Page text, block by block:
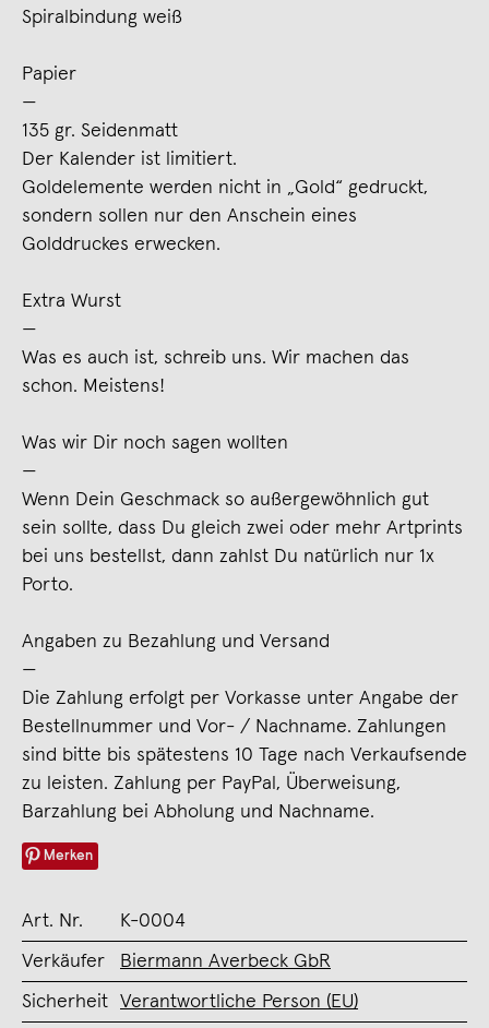
Spiralbindung weiß
Papier
—
135 gr. Seidenmatt
Der Kalender ist limitiert.
Goldelemente werden nicht in „Gold“ gedruckt,
sondern sollen nur den Anschein eines
Golddruckes erwecken.
Extra Wurst
—
Was es auch ist, schreib uns. Wir machen das
schon. Meistens!
Was wir Dir noch sagen wollten
—
Wenn Dein Geschmack so außergewöhnlich gut
sein sollte, dass Du gleich zwei oder mehr Artprints
bei uns bestellst, dann zahlst Du natürlich nur 1x
Porto.
Angaben zu Bezahlung und Versand
—
Die Zahlung erfolgt per Vorkasse unter Angabe der
Bestellnummer und Vor- / Nachname. Zahlungen
sind bitte bis spätestens 10 Tage nach Verkaufsende
zu leisten. Zahlung per PayPal, Überweisung,
Barzahlung bei Abholung und Nachname.
Merken
Art. Nr. K-0004
Verkäufer Biermann Averbeck GbR
Sicherheit Verantwortliche Person (EU)